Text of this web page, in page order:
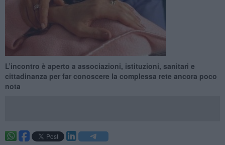
L’incontro è aperto a associazioni, istituzioni, sanitari e
cittadinanza per far conoscere la complessa rete ancora poco
nota